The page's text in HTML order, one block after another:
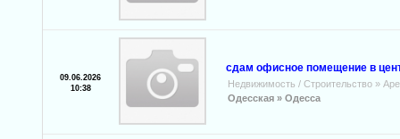
09.06.2026
10:38
cдам офисное помещение в
Недвижимость / Строительство »
Одесская » Одесса